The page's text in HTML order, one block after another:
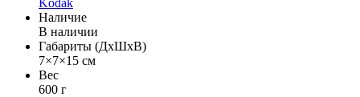
Наличие
В наличии
Габариты (ДхШхВ)
7×7×15 см
Вес
600 г